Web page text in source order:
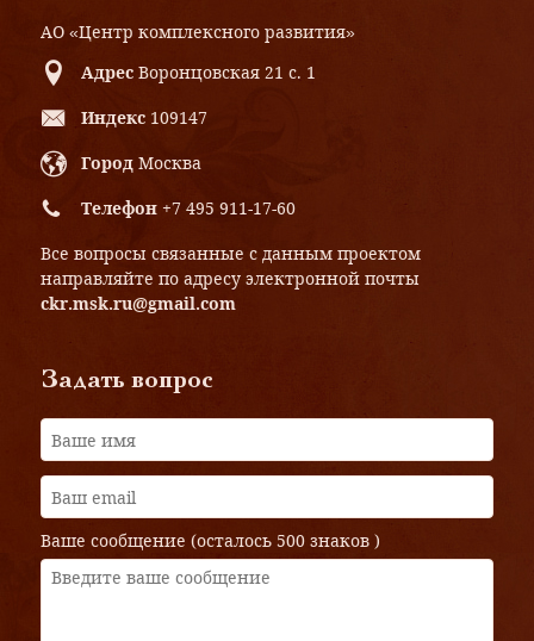
АО «Центр комплексного развития»
Адрес Воронцовская 21 с. 1
Индекс 109147
Город Москва
Телефон +7 495 911-17-60
Все вопросы связанные с данным проектом
направляйте по адресу электронной почты
ckr.msk.ru@gmail.com
Задать вопрос
Ваше сообщение (осталось 500 знаков )